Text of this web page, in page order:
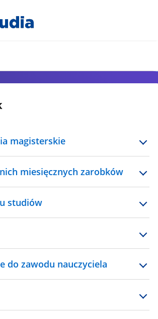
magisterskie
miesięcznych zarobków
studiów
do zawodu nauczyciela